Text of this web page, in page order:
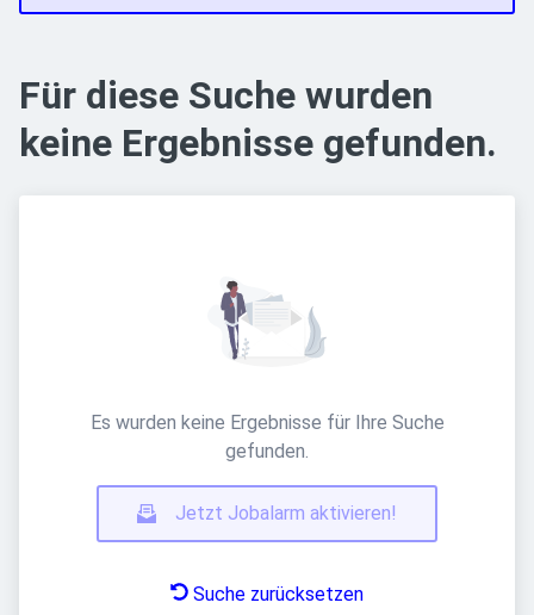
Für diese Suche wurden
keine Ergebnisse gefunden.
Es wurden keine Ergebnisse für Ihre Suche
gefunden.
Jetzt Jobalarm aktivieren!
Suche zurücksetzen